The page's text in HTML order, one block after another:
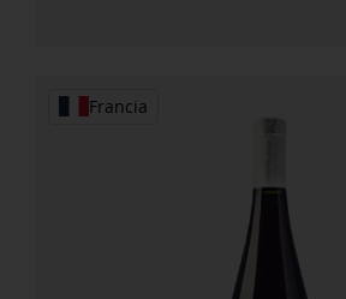
Francia